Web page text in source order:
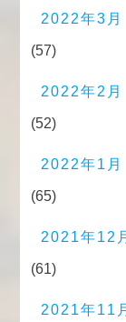
2022年3月
(57)
2022年2月
(52)
2022年1月
(65)
2021年12
(61)
2021年11